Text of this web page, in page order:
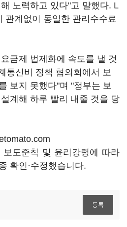
노력하고 있다"고 말했다. L
관계없이 동일한 관리수수료
금제 법제화에 속도를 낼 것
통신비 정책 협의회에서 보
보지 못했다"며 "정부는 보
계해 하루 빨리 내줄 것을 당
도준칙 및 윤리강령에 따라
확인·수정했습니다.